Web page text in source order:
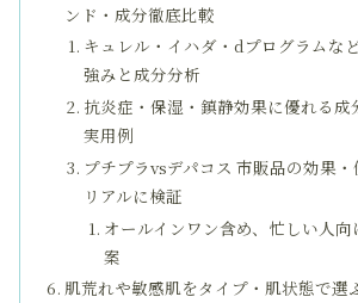
ンド・成分徹底比較
キュレル・イハダ・dプログラムな
強みと成分分析
抗炎症・保湿・鎮静効果に優れる成
実用例
プチプラvsデパコス 市販品の効果
リアルに検証
オールインワン含め、忙しい人向
案
肌荒れや敏感肌をタイプ・肌状態で選